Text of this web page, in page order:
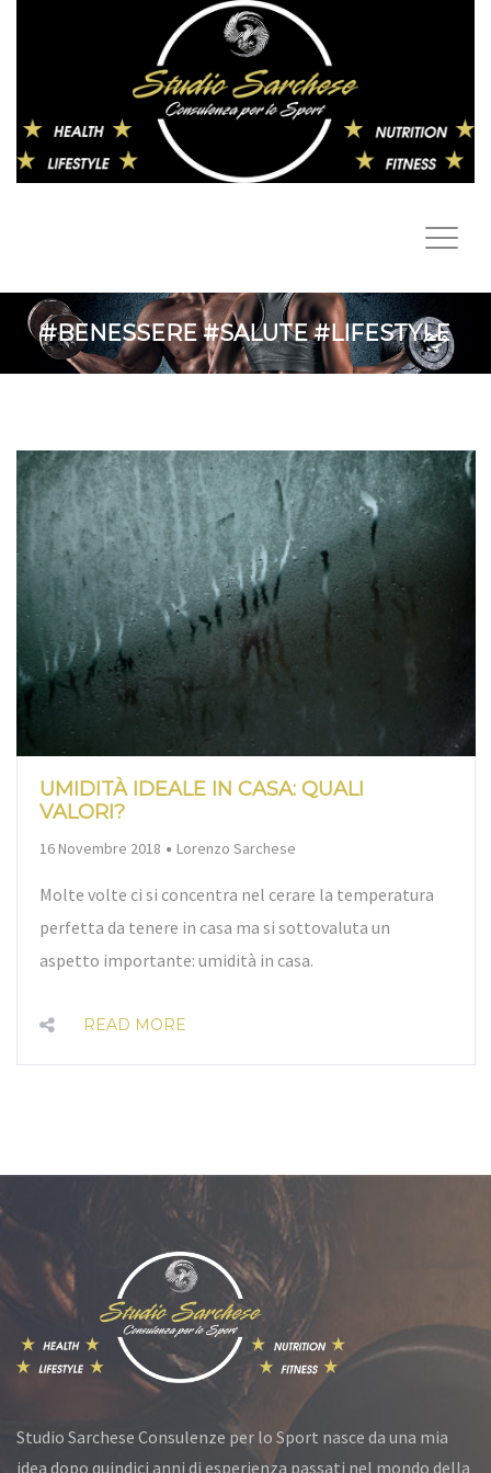
#BENESSERE #SALUTE #LIFESTYLE
UMIDITÀ IDEALE IN CASA: QUALI
VALORI?
16 Novembre 2018 By
Lorenzo Sarchese
Molte volte ci si concentra nel cerare la temperatura
perfetta da tenere in casa ma si sottovaluta un
aspetto importante: umidità in casa.
READ MORE
Studio Sarchese Consulenze per lo Sport nasce da una mia
idea dopo quindici anni di esperienza passati nel mondo della